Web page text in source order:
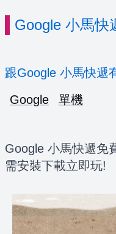
Google 小馬快
跟Google 小馬快遞
Google
單機
Google 小馬快遞免
需安裝下載立即玩!